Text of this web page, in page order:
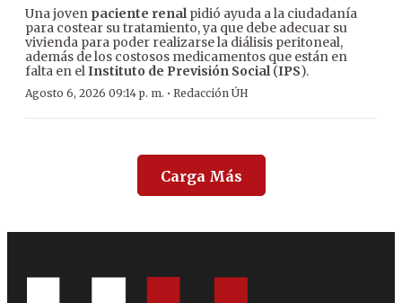
Una joven paciente renalpidió ayuda a la ciudadanía
para costear su tratamiento, ya que debe adecuar su
vivienda para poder realizarse la diálisis peritoneal,
además de los costosos medicamentos que están en
falta en elInstituto de Previsión Social(IPS).
Agosto 6, 2026 09:14 p. m. · Redacción ÚH
Carga Más